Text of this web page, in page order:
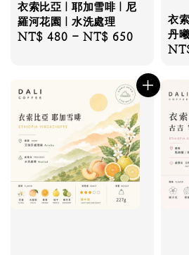
衣索比亞｜耶加雪啡｜尼
羅河花園｜水洗處理
Regular
NT$ 480 -NT$ 650
衣
丹